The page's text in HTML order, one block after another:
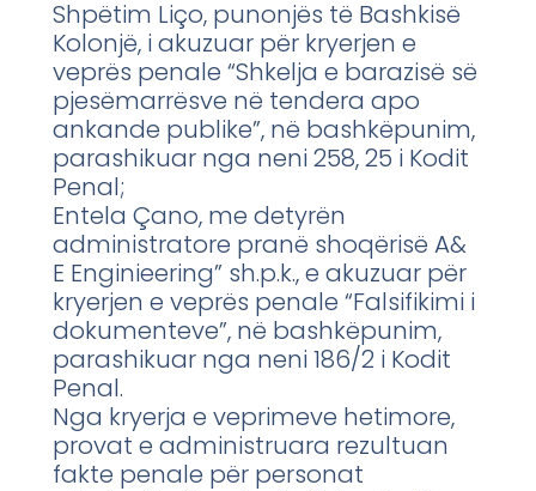
Shpëtim Liço, punonjës të Bashkisë
Kolonjë, i akuzuar për kryerjen e
veprës penale “Shkelja e barazisë së
pjesëmarrësve në tendera apo
ankande publike”, në bashkëpunim,
parashikuar nga neni 258, 25 i Kodit
Penal;
Entela Çano, me detyrën
administratore pranë shoqërisë A&
E Enginieering” sh.p.k., e akuzuar për
kryerjen e veprës penale “Falsifikimi i
dokumenteve”, në bashkëpunim,
parashikuar nga neni 186/2 i Kodit
Penal.
Nga kryerja e veprimeve hetimore,
provat e administruara rezultuan
fakte penale për personat